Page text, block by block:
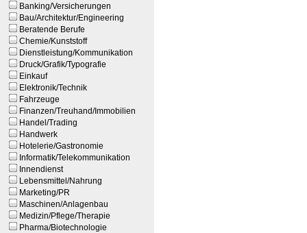
Banking/Versicherungen
Bau/Architektur/Engineering
Beratende Berufe
Chemie/Kunststoff
Dienstleistung/Kommunikation
Druck/Grafik/Typografie
Einkauf
Elektronik/Technik
Fahrzeuge
Finanzen/Treuhand/Immobilien
Handel/Trading
Handwerk
Hotelerie/Gastronomie
Informatik/Telekommunikation
Innendienst
Lebensmittel/Nahrung
Marketing/PR
Maschinen/Anlagenbau
Medizin/Pflege/Therapie
Pharma/Biotechnologie